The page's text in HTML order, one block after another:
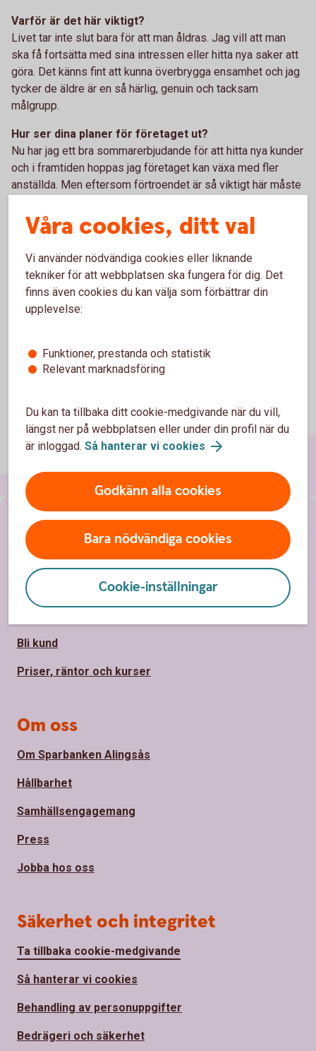
Varför är det här viktigt?
Livet tar inte slut bara för att man åldras. Jag vill att man
ska få fortsätta med sina intressen eller hitta nya saker att
göra. Det känns fint att kunna överbrygga ensamhet och jag
tycker de äldre är en så härlig, genuin och tacksam
målgrupp.
Hur ser dina planer för företaget ut?
Nu har jag ett bra sommarerbjudande för att hitta nya kunder
och i framtiden hoppas jag företaget kan växa med fler
anställda. Men eftersom förtroendet är så viktigt här måste
gång. Det känns väldigt viktigt.
din dröm och att du vill skapa ett socialt sammanhang för
våra äldre. Tillsammans är vi starka och får vårt område att
växa och må bra.
Våra cookies, ditt val
Vi använder nödvändiga cookies eller liknande
tekniker för att webbplatsen ska fungera för dig. Det
finns även cookies du kan välja som förbättrar din
upplevelse:
Funktioner, prestanda och statistik
Relevant marknadsföring
Du kan ta tillbaka ditt cookie-medgivande när du vill,
längst ner på webbplatsen eller under din profil när du
är inloggad. Så hanterar vi cookies
Godkänn alla cookies
Bara nödvändiga cookies
Cookie-inställningar
Sidfot
Hitta snabbt
Kontakta oss
Spärrhjälp
Bli kund
Priser, räntor och kurser
Om oss
Om Sparbanken Alingsås
Hållbarhet
Samhällsengagemang
Press
Jobba hos oss
Säkerhet och integritet
Ta tillbaka cookie-medgivande
Så hanterar vi cookies
Behandling av personuppgifter
Bedrägeri och säkerhet